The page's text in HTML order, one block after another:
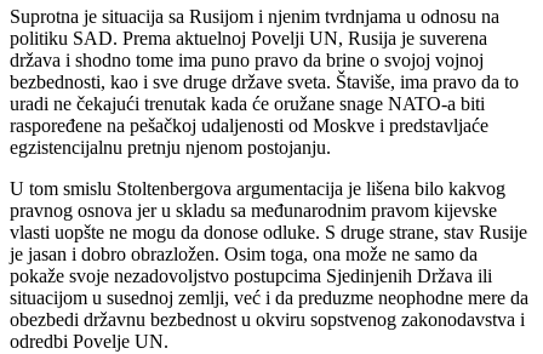
Suprotna je situacija sa Rusijom i njenim tvrdnjama u odnosu na
politiku SAD. Prema aktuelnoj Povelji UN, Rusija je suverena
država i shodno tome ima puno pravo da brine o svojoj vojnoj
bezbednosti, kao i sve druge države sveta. Štaviše, ima pravo da to
uradi ne čekajući trenutak kada će oružane snage NATO-a biti
raspoređene na pešačkoj udaljenosti od Moskve i predstavljaće
egzistencijalnu pretnju njenom postojanju.
U tom smislu Stoltenbergova argumentacija je lišena bilo kakvog
pravnog osnova jer u skladu sa međunarodnim pravom kijevske
vlasti uopšte ne mogu da donose odluke. S druge strane, stav Rusije
je jasan i dobro obrazložen. Osim toga, ona može ne samo da
pokaže svoje nezadovoljstvo postupcima Sjedinjenih Država ili
situacijom u susednoj zemlji, već i da preduzme neophodne mere da
obezbedi državnu bezbednost u okviru sopstvenog zakonodavstva i
odredbi Povelje UN.